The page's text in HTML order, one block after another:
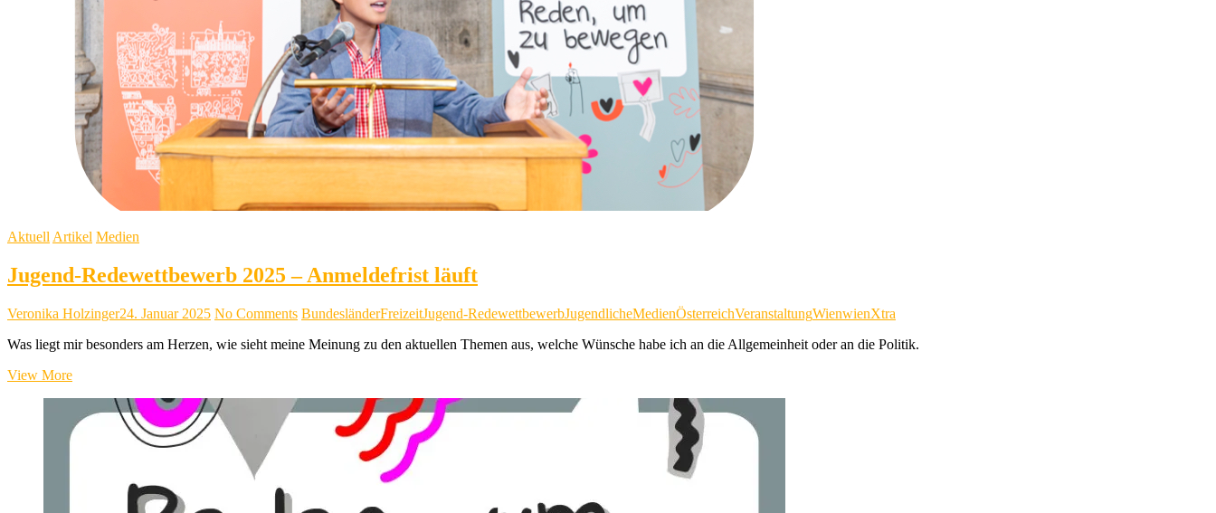
Aktuell Artikel Medien
Jugend-Redewettbewerb 2025 – Anmeldefrist läuft
Veronika Holzinger24. Januar 2025 No Comments BundesländerFreizeitJugend-RedewettbewerbJugendlicheMedienÖsterreichVeranstaltungWienwienXtra
Was liegt mir besonders am Herzen, wie sieht meine Meinung zu den aktuellen Themen aus, welche Wünsche habe ich an die Allgemeinheit oder an die Politik.
View MoreJugend-
–
Anmeldefrist